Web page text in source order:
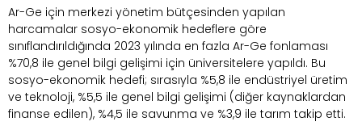
Ar-Ge için merkezi yönetim bütçesinden yapılan
harcamalar sosyo-ekonomik hedeflere göre
sınıflandırıldığında 2023 yılında en fazla Ar-Ge fonlaması
%70,8 ile genel bilgi gelişimi için üniversitelere yapıldı. Bu
sosyo-ekonomik hedefi; sırasıyla %5,8 ile endüstriyel üretim
ve teknoloji, %5,5 ile genel bilgi gelişimi (diğer kaynaklardan
finanse edilen), %4,5 ile savunma ve %3,9 ile tarım takip etti.